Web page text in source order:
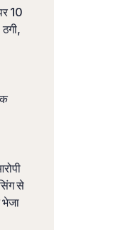
10
से
भेजा